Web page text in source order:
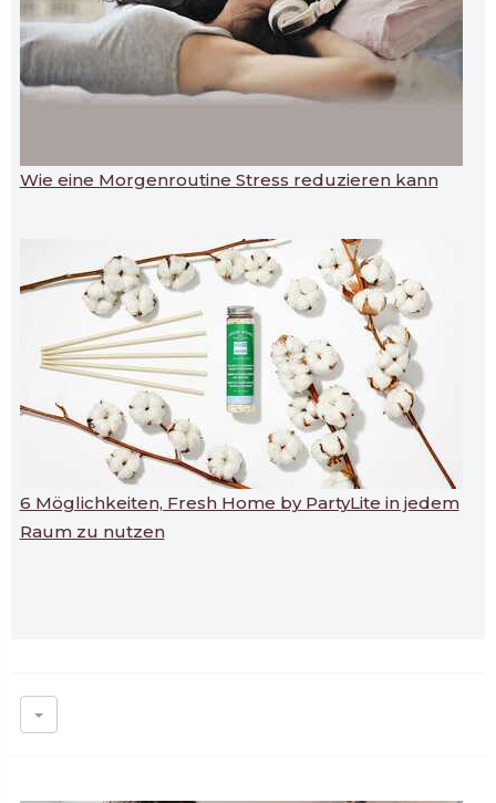
Wie eine Morgenroutine Stress reduzieren kann
6 Möglichkeiten, Fresh Home by PartyLite in jedem
Raum zu nutzen